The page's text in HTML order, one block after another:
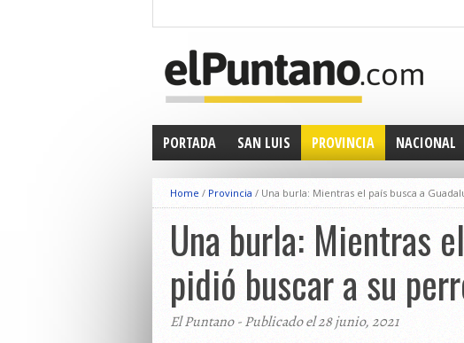
PORTADA SAN LUIS PROVINCIA NACIONAL
Home / Provincia / Una burla: Mientras el país busca a
Una burla: Mientras
pidió buscar a su
El Puntano - Publicado el 28 junio, 2021